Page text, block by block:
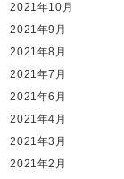
2021年10月
2021年9月
2021年8月
2021年7月
2021年6月
2021年4月
2021年3月
2021年2月